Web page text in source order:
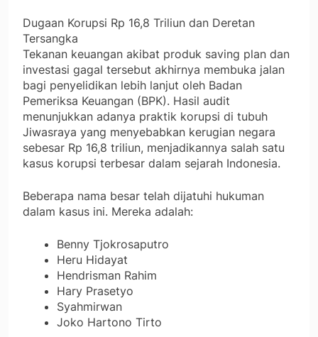
Dugaan Korupsi Rp 16,8 Triliun dan Deretan
Tersangka
Tekanan keuangan akibat produk saving plan dan
investasi gagal tersebut akhirnya membuka jalan
bagi penyelidikan lebih lanjut oleh Badan
Pemeriksa Keuangan (BPK). Hasil audit
menunjukkan adanya praktik korupsi di tubuh
Jiwasraya yang menyebabkan kerugian negara
sebesar Rp 16,8 triliun, menjadikannya salah satu
kasus korupsi terbesar dalam sejarah Indonesia.
Beberapa nama besar telah dijatuhi hukuman
dalam kasus ini. Mereka adalah:
Benny Tjokrosaputro
Heru Hidayat
Hendrisman Rahim
Hary Prasetyo
Syahmirwan
Joko Hartono Tirto